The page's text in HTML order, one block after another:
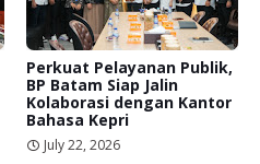
Perkuat Pelayanan Publik,
BP Batam Siap Jalin
Kolaborasi dengan Kantor
Bahasa Kepri
July 22, 2026